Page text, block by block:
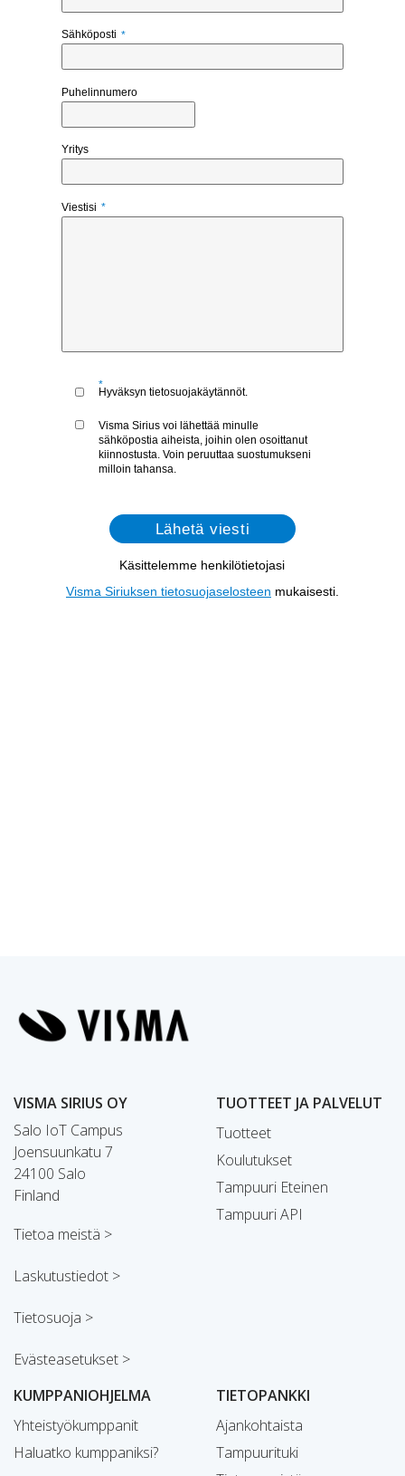
VISMA SIRIUS OY
Salo IoT Campus
Joensuunkatu 7
24100 Salo
Finland
Tietoa meistä >
Laskutustiedot >
Tietosuoja >
Evästeasetukset >
TUOTTEET JA PALVELUT
Tuotteet
Koulutukset
Tampuuri Eteinen
Tampuuri API
KUMPPANIOHJELMA
Yhteistyökumppanit
Haluatko kumppaniksi?
TIETOPANKKI
Ajankohtaista
Tampuurituki